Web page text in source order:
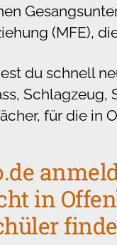
(MFE),
du schnell
für die in
in